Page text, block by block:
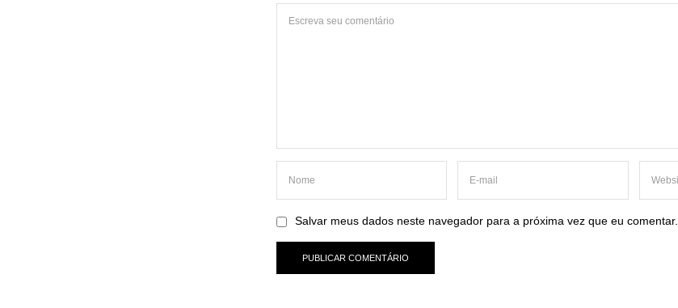
Salvar meus dados neste navegador para a próxima vez que eu comentar.